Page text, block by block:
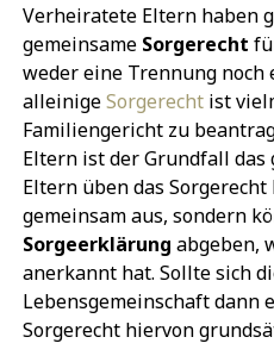
Verheiratete Eltern haben
gemeinsame Sorgerecht
weder eine Trennung noch
alleinigeSorgerechtist
Familiengericht zu
Eltern ist der Grundfall das
Eltern üben das
gemeinsam aus, sondern
Sorgeerklärung abgeben,
anerkannt hat. Sollte sich
Lebensgemeinschaft dann
Sorgerecht hiervon